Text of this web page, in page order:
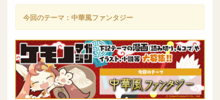
今回のテーマ：中華風ファンタジー